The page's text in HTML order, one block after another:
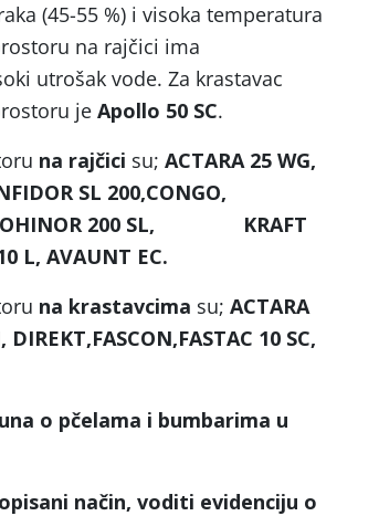
(45-55 %) i visoka temperatura
na rajčici ima
utrošak vode. Za krastavac
je Apollo 50 SC.
na rajčici su; ACTARA 25 WG,
SL 200,CONGO,
200 SL, KRAFT
L, AVAUNT EC.
na krastavcima su; ACTARA
10 SC,
o pčelama i bumbarima u
način, voditi evidenciju o